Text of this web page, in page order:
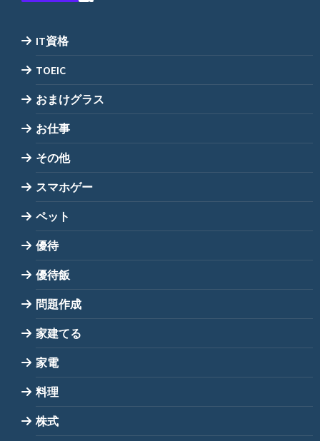
IT資格
TOEIC
おまけグラス
お仕事
その他
スマホゲー
ペット
優待
優待飯
問題作成
家建てる
家電
料理
株式